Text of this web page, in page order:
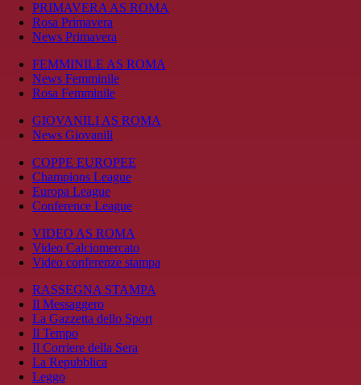
PRIMAVERA AS ROMA
Rosa Primavera
News Primavera
FEMMINILE AS ROMA
News Femminile
Rosa Femminile
GIOVANILI AS ROMA
News Giovanili
COPPE EUROPEE
Champions League
Europa League
Conference League
VIDEO AS ROMA
Video Calciomercato
Video conferenze stampa
RASSEGNA STAMPA
Il Messaggero
La Gazzetta dello Sport
Il Tempo
Il Corriere della Sera
La Repubblica
Leggo